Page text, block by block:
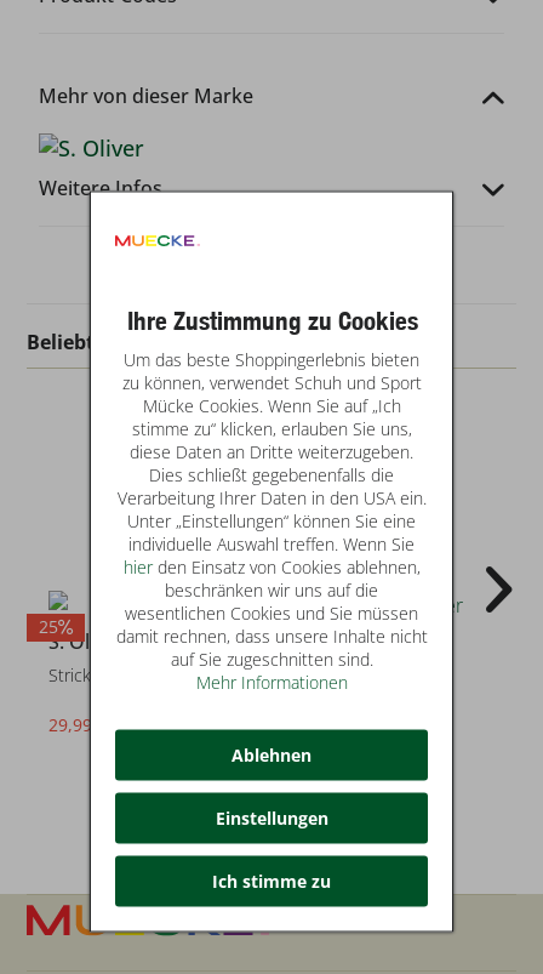
Mehr von dieser Marke
Weitere Infos
Beliebt in dieser Kategorie
25
S. Oliver
Strickpullover
29,99 € statt* 39,99 €
S. Oliver
Strickpullover
39,99 €
Ihre Zustimmung zu Cookies
Um das beste Shoppingerlebnis bieten
zu können, verwendet Schuh und Sport
Mücke Cookies. Wenn Sie auf „Ich
stimme zu“ klicken, erlauben Sie uns,
diese Daten an Dritte weiterzugeben.
Dies schließt gegebenenfalls die
Verarbeitung Ihrer Daten in den USA ein.
Unter „Einstellungen“ können Sie eine
individuelle Auswahl treffen. Wenn Sie
hierden Einsatz von Cookies ablehnen,
beschränken wir uns auf die
wesentlichen Cookies und Sie müssen
damit rechnen, dass unsere Inhalte nicht
auf Sie zugeschnitten sind.
Mehr Informationen
Ablehnen
Einstellungen
Ich stimme zu